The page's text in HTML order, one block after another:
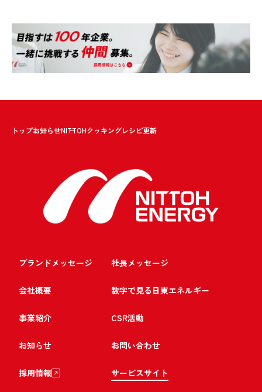
トップお知らせNITTOHクッキングレシピ更新
ブランドメッセージ 社長メッセージ
会社概要 数字で見る日東エネルギー
事業紹介 CSR活動
お知らせ お問い合わせ
採用情報 サービスサイト